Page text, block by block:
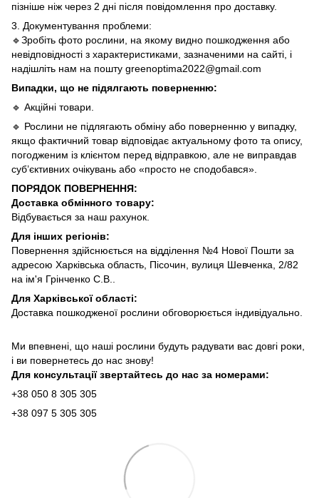
пізніше ніж через 2 дні після повідомлення про доставку.
3. Документування проблеми:
🔹Зробіть фото рослини, на якому видно пошкодження або
невідповідності з характеристиками, зазначеними на сайті, і
надішліть нам на пошту greenoptima2022@gmail.com
Випадки, що не підялгають поверненню:
🔹 Акційні товари.
🔹 Рослини не підлягають обміну або поверненню у випадку,
якщо фактичний товар відповідає актуальному фото та опису,
погодженим із клієнтом перед відправкою, але не виправдав
суб’єктивних очікувань або «просто не сподобався».
ПОРЯДОК ПОВЕРНЕННЯ:
Доставка обмінного товару:
Відбувається за наш рахунок.
Для інших регіонів:
Повернення здійснюється на відділення №4 Нової Пошти за
адресою Харківська область, Пісочин, вулиця Шевченка, 2/82
на ім'я Грінченко С.В..
Для Харківської області:
Доставка пошкодженої рослини обговорюється індивідуально.
Ми впевнені, що наші рослини будуть радувати вас довгі роки,
і ви повернетесь до нас знову!
Для консультації звертайтесь до нас за номерами:
+38 050 8 305 305
+38 097 5 305 305